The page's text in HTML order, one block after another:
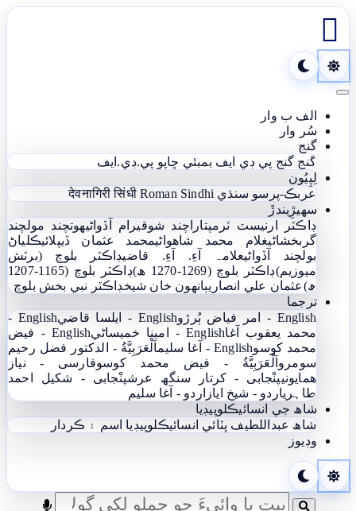

Toggle navigation
الف ب وار
سُر وار
گنج
گنج گنج پي ڊي ايف بمبئي ڇاپو پي.ڊي.ايف
لِپِيُون
عربڪ-پرسو سنڌي
देवनागिरी सिंधी Roman Sindhi
سھيڙِيندڙَ
ڊاڪٽر ارنيسٽ ٽرمپتاراچند شوقيرام آڏواڻيھوتچند مولچند
گربخشاڻيغلام محمد شاھواڻيمحمد عثمان ڏيپلائيڪلياڻ
بولچند آڏواڻيعلامہ آءِ. آءِ. قاضيڊاڪٽر بلوچ (برٽش
ميوزيم)ڊاڪٽر بلوچ (1269-1270 ھ)
ڊاڪٽر بلوچ (1165-1207
ھ)عثمان علي انصاريٻانهون خان شيخڊاڪٽر نبي بخش بلوچ
ترجما
English - امر فياض ٻُرڙو
English - ايلسا قاضي
English -
محمد يعقوب آغاEnglish - امينا خميساڻي
English - فيض
محمد کوسوEnglish - آغا سليم
اَلْعَرَبِيَّةُ - الدکتور فضل رحیم
سومرو اَلْعَرَبِيَّةُ - فيض محمد کوسوفارسی - نياز
ھمايونيپنْجابی - کرتار سنگھ عرشپنْجابی - شکیل احمد
طاہریاردو - شيخ اياز اردو - آغا سليم
شاھ جي انسائيڪلوپيڊيا
شاھ عبداللطيف ڀٽائي انسائيڪلوپيڊيا اسم ۽ ڪردار
وڊيوز